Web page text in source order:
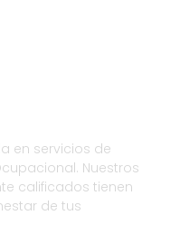
en servicios de
Nuestros
calificados tienen
de tus